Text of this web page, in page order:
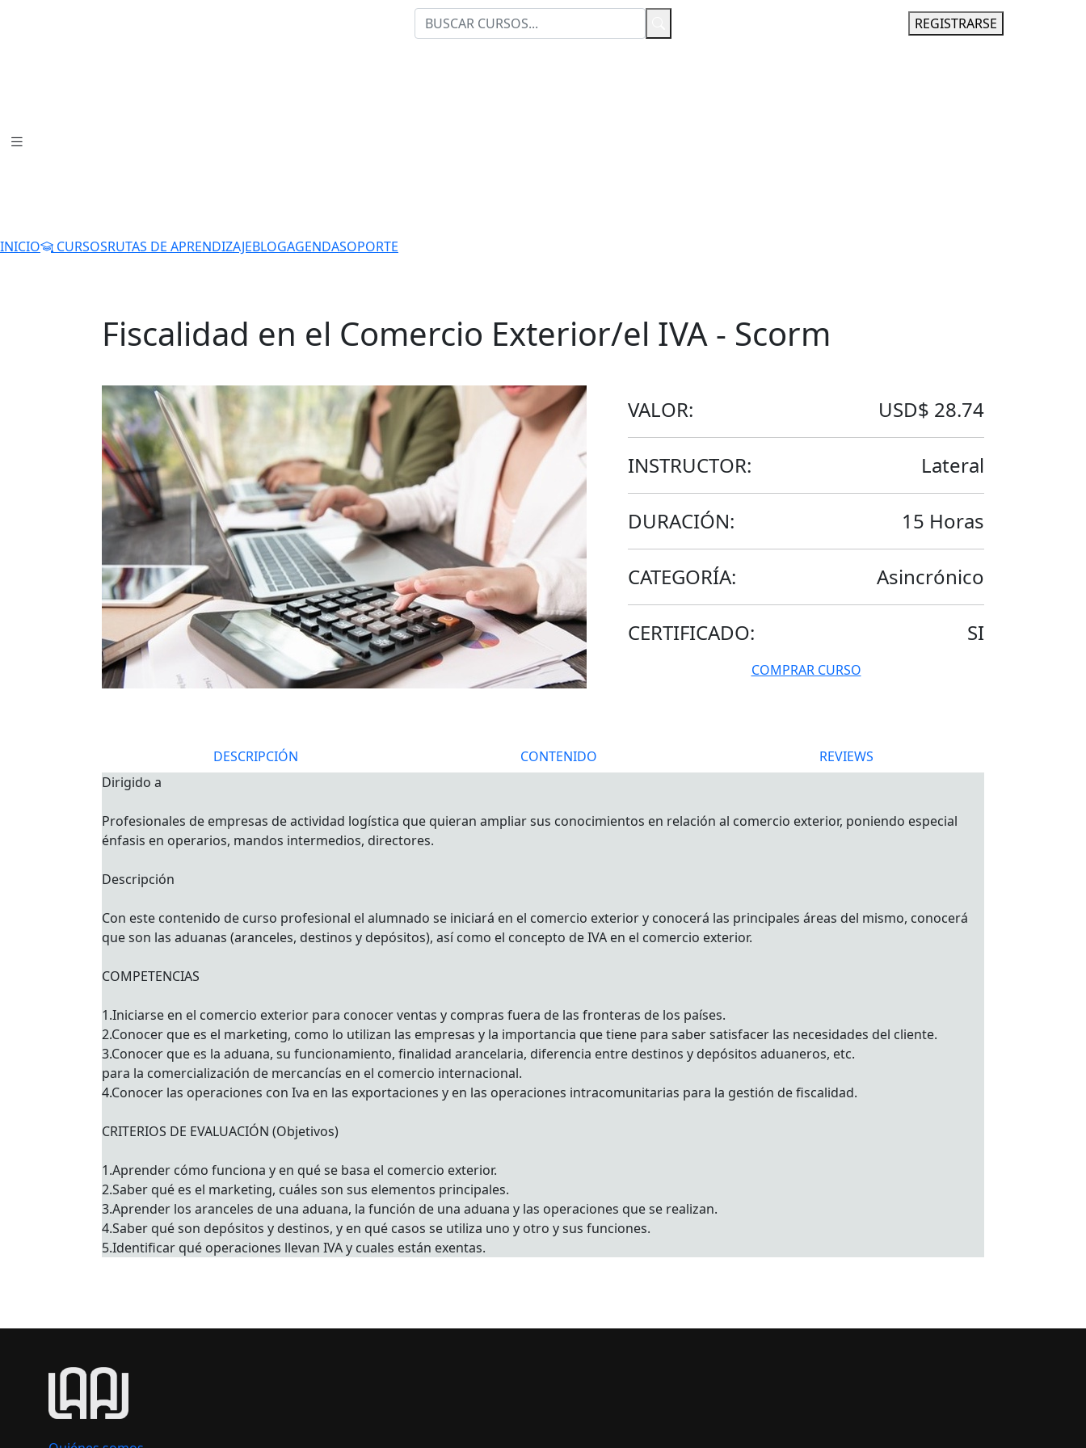
REGISTRARSE
INICIO CURSOSRUTAS DE APRENDIZAJEBLOGAGENDASOPORTE
Fiscalidad en el Comercio Exterior/el IVA - Scorm
VALOR: USD$ 28.74
INSTRUCTOR: Lateral
DURACIÓN: 15 Horas
CATEGORÍA: Asincrónico
CERTIFICADO: SI
COMPRAR CURSO
DESCRIPCIÓN CONTENIDO
REVIEWS
Dirigido a
Profesionales de empresas de actividad logística que quieran ampliar sus conocimientos en relación al comercio exterior, poniendo especial
énfasis en operarios, mandos intermedios, directores.
Descripción
Con este contenido de curso profesional el alumnado se iniciará en el comercio exterior y conocerá las principales áreas del mismo, conocerá
que son las aduanas (aranceles, destinos y depósitos), así como el concepto de IVA en el comercio exterior.
COMPETENCIAS
1.Iniciarse en el comercio exterior para conocer ventas y compras fuera de las fronteras de los países.
2.Conocer que es el marketing, como lo utilizan las empresas y la importancia que tiene para saber satisfacer las necesidades del cliente.
3.Conocer que es la aduana, su funcionamiento, finalidad arancelaria, diferencia entre destinos y depósitos aduaneros, etc.
para la comercialización de mercancías en el comercio internacional.
4.Conocer las operaciones con Iva en las exportaciones y en las operaciones intracomunitarias para la gestión de fiscalidad.
CRITERIOS DE EVALUACIÓN (Objetivos)
1.Aprender cómo funciona y en qué se basa el comercio exterior.
2.Saber qué es el marketing, cuáles son sus elementos principales.
3.Aprender los aranceles de una aduana, la función de una aduana y las operaciones que se realizan.
4.Saber qué son depósitos y destinos, y en qué casos se utiliza uno y otro y sus funciones.
5.Identificar qué operaciones llevan IVA y cuales están exentas.